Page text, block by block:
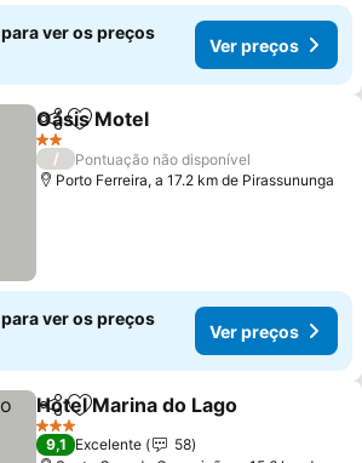
ver os preços
Ver preços
PartilharAdicionar aos favoritos
Oásis Motel
2 Estrelas
/
Pontuação não disponível
Porto Ferreira, a 17.2 km de Pirassununga
ver os preços
Ver preços
PartilharAdicionar aos favoritos
Hotel Marina do Lago
3 Estrelas
9,1 Excelente
58